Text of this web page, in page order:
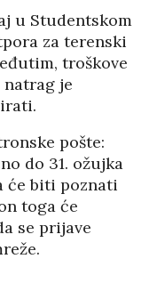
u Studentskom
za terenski
troškove
je
pošte:
do 31. ožujka
će biti poznati
toga će
se prijave